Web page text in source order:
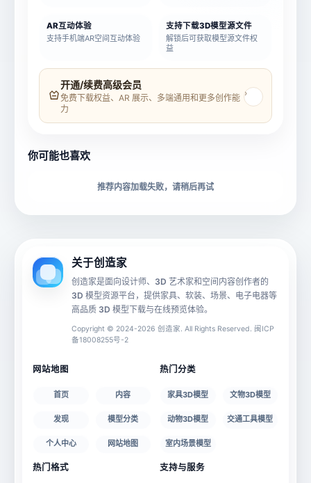
模型名称
材质贴图
文件大小
AR互动体验
支持手机端AR空间互动体验
支持下载3D模型源文件
解锁后可获取模型源文件权
益
开通/续费高级会员
免费下载权益、AR 展示、多端通用和更多创作能
力
›
你可能也喜欢
推荐内容加载失败，请稍后再试
关于创造家
创造家是面向设计师、3D 艺术家和空间内容创作者的
3D 模型资源平台，提供家具、软装、场景、电子电器等
高品质 3D 模型下载与在线预览体验。
Copyright © 2024-2026 创造家. All Rights Reserved. 闽ICP
备18008255号-2
网站地图
首页 内容
发现 模型分类
个人中心 网站地图
热门分类
家具3D模型 文物3D模型
动物3D模型 交通工具模型
室内场景模型
热门格式 支持与服务